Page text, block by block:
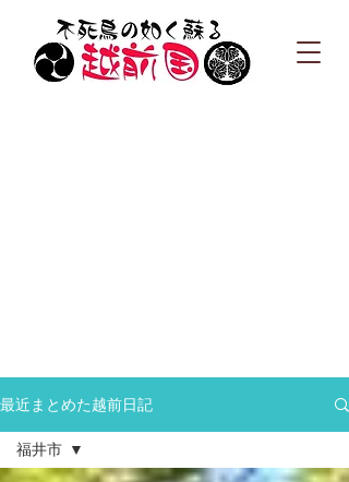
最近まとめた越前日記
福井市